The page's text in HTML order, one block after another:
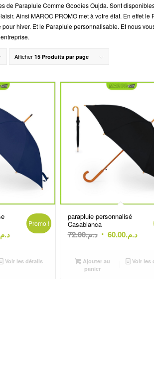
de Parapluie Comme Goodies Oujda. Sont
Ainsi MAROC PROMO met à votre état. En effet
hiver. Et le Parapluie personnalisable. Et nous
Afficher15 Produits par page
Le
actuel
Promo !
Voir les détails
parapluie personnalisé
Casablanca
د.م.72.00
Le
initial
était :
د.م.60.00
Le
Ajouter au
panier
Voir les